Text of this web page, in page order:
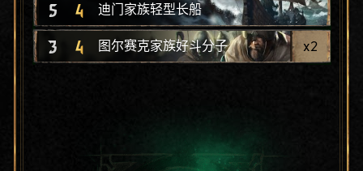
5 4 迪门家族轻型长船
3 4 图尔赛克家族好斗分子 x2